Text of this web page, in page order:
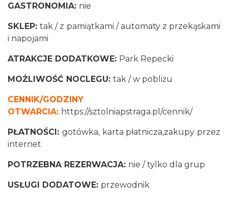
GASTRONOMIA: nie
SKLEP:tak / z pamiątkami / automaty z przekąskami
i napojami
ATRAKCJE DODATKOWE: Park Repecki
MOŻLIWOŚĆ NOCLEGU: tak / w pobliżu
CENNIK/GODZINY
OTWARCIA: https://sztolniapstraga.pl/cennik/
PŁATNOŚCI: gotówka, karta płatnicza,zakupy przez
internet
POTRZEBNA REZERWACJA: nie / tylko dla grup
USŁUGI DODATOWE: przewodnik